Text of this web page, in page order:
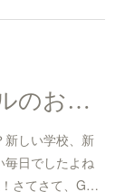
5月レッスンスケジュールのお知らせ☆
新しい学校、新
毎日でしたよね
さてさて、G…